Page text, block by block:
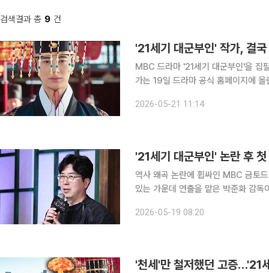
검색결과 총 9 건
'21세기 대군부인' 작가, 결
MBC 드라마 '21세기 대군부인'을 집필
가는 19일 드라마 공식 홈페이지에
지 조심스러운 마음에 이렇게 말씀드
2026-05-21 11:14
'21세기 대군부인' 논란 후
역사 왜곡 논란에 휩싸인 MBC 금토
있는 가운데 연출을 맡은 박준화 감독이 19일 언론
다. 통상 종영 인터뷰는 작품을 마친
2026-05-19 08:20
'천세'만 철저했던 고증…'21